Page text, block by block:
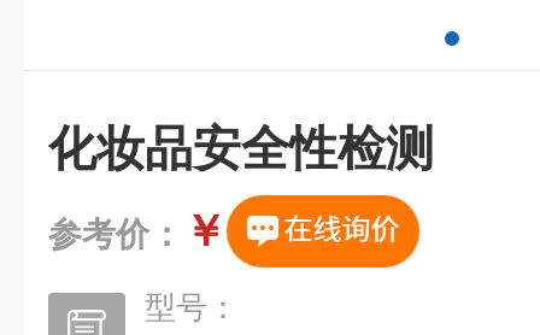
化妆品安全性检测
参考价： ￥
型号：